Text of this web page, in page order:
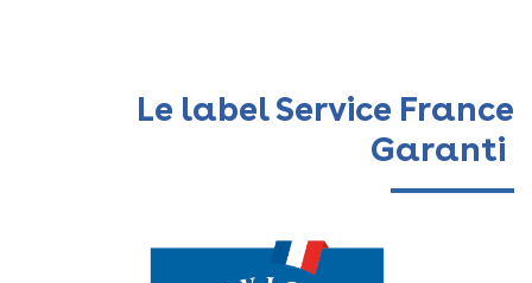
Le label Service France
Garanti